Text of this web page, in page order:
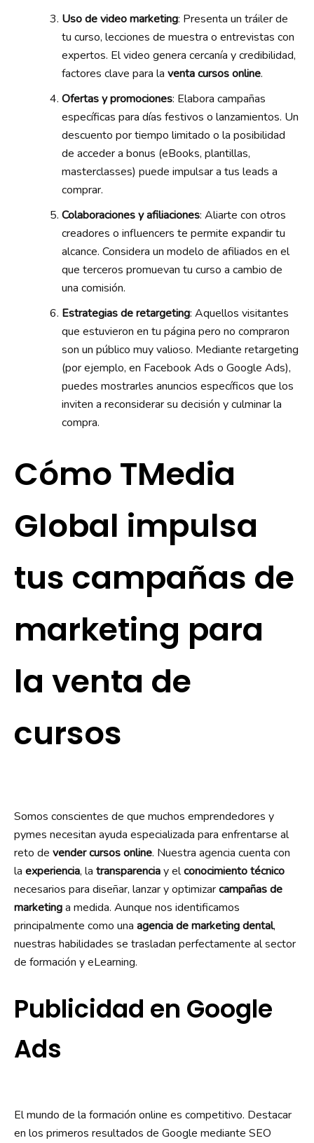
Uso de video marketing: Presenta un tráiler de
tu curso, lecciones de muestra o entrevistas con
expertos. El video genera cercanía y credibilidad,
factores clave para la venta cursos online.
Ofertas y promociones: Elabora campañas
específicas para días festivos o lanzamientos. Un
descuento por tiempo limitado o la posibilidad
de acceder a bonus (eBooks, plantillas,
masterclasses) puede impulsar a tus leads a
comprar.
Colaboraciones y afiliaciones: Aliarte con otros
creadores o influencers te permite expandir tu
alcance. Considera un modelo de afiliados en el
que terceros promuevan tu curso a cambio de
una comisión.
Estrategias de retargeting: Aquellos visitantes
que estuvieron en tu página pero no compraron
son un público muy valioso. Mediante retargeting
(por ejemplo, en Facebook Ads o Google Ads),
puedes mostrarles anuncios específicos que los
inviten a reconsiderar su decisión y culminar la
compra.
Cómo TMedia
Global impulsa
tus campañas de
marketing para
la venta de
cursos
Somos conscientes de que muchos emprendedores y
pymes necesitan ayuda especializada para enfrentarse al
reto de vender cursos online. Nuestra agencia cuenta con
la experiencia, la transparenciay elconocimiento técnico
necesarios para diseñar, lanzar y optimizarcampañas de
marketinga medida. Aunque nos identificamos
principalmente como una agencia de marketing dental,
nuestras habilidades se trasladan perfectamente al sector
de formación y eLearning.
Publicidad en Google
Ads
El mundo de la formación online es competitivo. Destacar
en los primeros resultados de Google mediante SEO